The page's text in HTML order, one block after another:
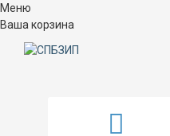
Меню
Ваша корзина